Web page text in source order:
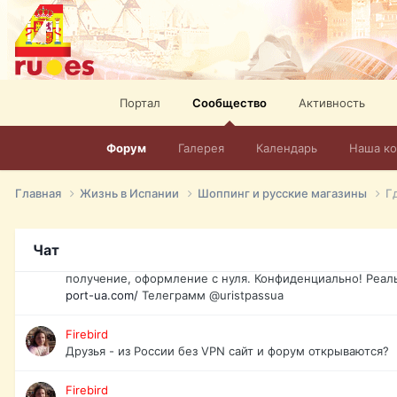
Портал Сообщество
Форум Галерея Календарь Наша
Активность
Главная Жизнь в Испании Шоппинг и русские магазины
Чат
спорт, HD. + Огромная видеотека + 10.000 фильмов и
сайта. Наш сайт: http://mir-tv.club/television-in-spain.html
David16
Книги
David16
Подскажите пожалуйста, как удалить свой аккаунт из
Юрист юа
получение, оформление с нуля. Конфиденциально!
port-ua.com/ Телеграмм @uristpassua
Firebird
Друзья - из России без VPN сайт и форум открываются?
Firebird